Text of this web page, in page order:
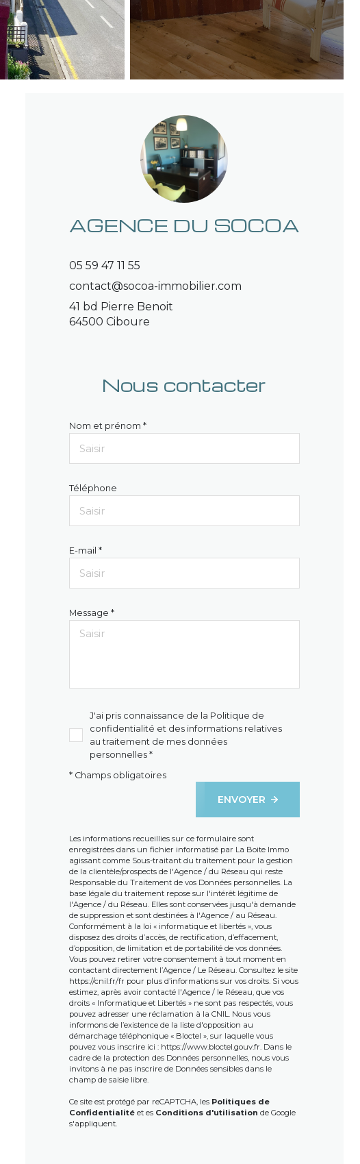
AGENCE DU SOCOA
05 59 47 11 55
contact@socoa-immobilier.com
41 bd Pierre Benoit
64500 Ciboure
Nous contacter
Nom et prénom *
Téléphone
E-mail *
Message *
J'ai pris connaissance de la Politique de
confidentialité et des informations relatives
au traitement de mes données
personnelles *
* Champs obligatoires
ENVOYER
Les informations recueillies sur ce formulaire sont
enregistrées dans un fichier informatisé par La Boite Immo
agissant comme Sous-traitant du traitement pour la gestion
de la clientèle/prospects de l'Agence / du Réseau qui reste
Responsable du Traitement de vos Données personnelles. La
base légale du traitement repose sur l'intérêt légitime de
l'Agence / du Réseau. Elles sont conservées jusqu'à demande
de suppression et sont destinées à l'Agence / au Réseau.
Conformément à la loi « informatique et libertés », vous
disposez des droits d’accès, de rectification, d’effacement,
d’opposition, de limitation et de portabilité de vos données.
Vous pouvez retirer votre consentement à tout moment en
contactant directement l’Agence / Le Réseau. Consultez le site
https://cnil.fr/fr pour plus d’informations sur vos droits. Si vous
estimez, après avoir contacté l'Agence / le Réseau, que vos
droits « Informatique et Libertés » ne sont pas respectés, vous
pouvez adresser une réclamation à la CNIL. Nous vous
informons de l’existence de la liste d'opposition au
démarchage téléphonique « Bloctel », sur laquelle vous
pouvez vous inscrire ici : https://www.bloctel.gouv.fr . Dans le
cadre de la protection des Données personnelles, nous vous
invitons à ne pas inscrire de Données sensibles dans le
champ de saisie libre.
Ce site est protégé par reCAPTCHA, les Politiques de
Confidentialitéet es Conditions d'utilisation de Google
s'appliquent.